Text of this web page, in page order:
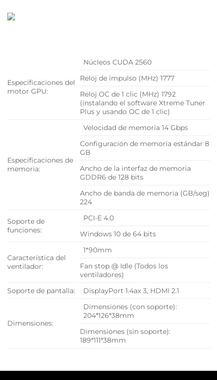
Especificaciones del
motor GPU:
Núcleos CUDA 2560
Reloj de impulso (MHz) 1777
Reloj OC de 1 clic (MHz) 1792
(instalando el software Xtreme Tuner
Plus y usando OC de 1 clic)
Especificaciones de
memoria:
Velocidad de memoria 14 Gbps
Configuración de memoria estándar 8
GB
Ancho de la interfaz de memoria
GDDR6 de 128 bits
Ancho de banda de memoria (GB/seg)
224
Soporte de
funciones:
PCI-E 4.0
Windows 10 de 64 bits
Característica del
ventilador:
1*90mm
Fan stop @ Idle (Todos los
ventiladores)
Soporte de pantalla:
DisplayPort 1.4ax 3, HDMI 2.1
Dimensiones:
Dimensiones (con soporte):
204*126*38mm
Dimensiones (sin soporte):
189*111*38mm